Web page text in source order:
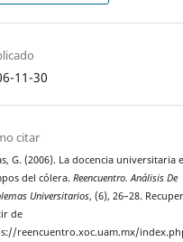
11-30
citar
G. (2006). La docencia universitaria
del cólera.Reencuentro. Análisis De
Universitarios, (6), 26–28.
de
reencuentro.xoc.uam.mx/